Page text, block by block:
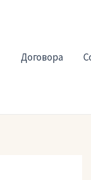
Договора